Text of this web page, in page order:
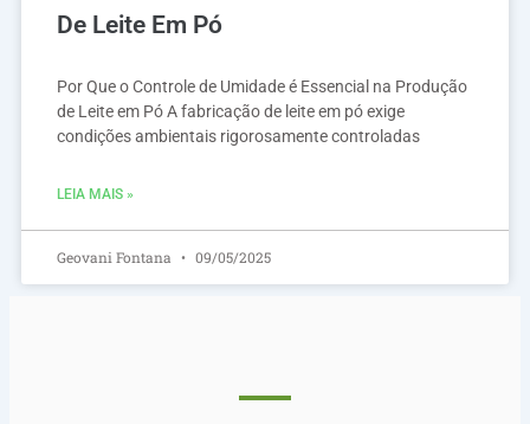
De Leite Em Pó
Por Que o Controle de Umidade é Essencial na Produção
de Leite em Pó A fabricação de leite em pó exige
condições ambientais rigorosamente controladas
LEIA MAIS »
Geovani Fontana 09/05/2025